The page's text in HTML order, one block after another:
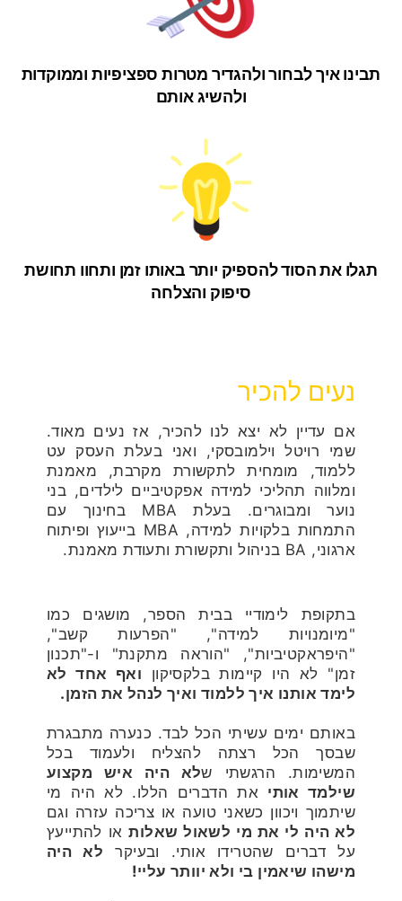
תבינו איך לבחור ולהגדיר מטרות ספציפיות וממוקדות
ולהשיג אותם
תגלו את הסוד להספיק יותר באותו זמןותחוו תחושת
סיפוק והצלחה
נעים להכיר
אם עדיין לא יצא לנו להכיר, אז נעים מאוד.
שמי רויטל וילמובסקי, ואני בעלת העסק עט
ללמוד, מומחית לתקשורת מקרבת, מאמנת
ומלווה תהליכי למידה אפקטיביים לילדים, בני
נוער ומבוגרים. בעלת MBA בחינוך עם
התמחות בלקויות למידה, MBA בייעוץ ופיתוח
ארגוני, BA בניהול ותקשורת ותעודת מאמנת.
בתקופת לימודיי בבית הספר, מושגים כמו
"מיומנויות למידה", "הפרעות קשב",
"היפראקטיביות", "הוראה מתקנת" ו-"תכנון
זמן" לא היו קיימות בלקסיקוןואף אחד לא
לימד אותנו איך ללמוד ואיך לנהל את הזמן.
באותם ימים עשיתי הכל לבד. כנערה מתבגרת
שבסך הכל רצתה להצליח ולעמוד בכל
המשימות. הרגשתי ש
לא היה איש מקצוע
שילמד אותיאת הדברים הללו. לא היה מי
שיתמוך ויכוון כשאני טועה או צריכה עזרה וגם
לא היה לי את מי לשאול שאלותאו להתייעץ
על דברים שהטרידו אותי. ובעיקרלא היה
מישהו שיאמין בי ולא יוותר עליי!